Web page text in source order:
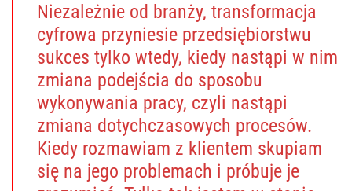
Niezależnie od branży, transformacja
cyfrowa przyniesie przedsiębiorstwu
sukces tylko wtedy, kiedy nastąpi w nim
zmiana podejścia do sposobu
wykonywania pracy, czyli nastąpi
zmiana dotychczasowych procesów.
Kiedy rozmawiam z klientem skupiam
się na jego problemach i próbuje je